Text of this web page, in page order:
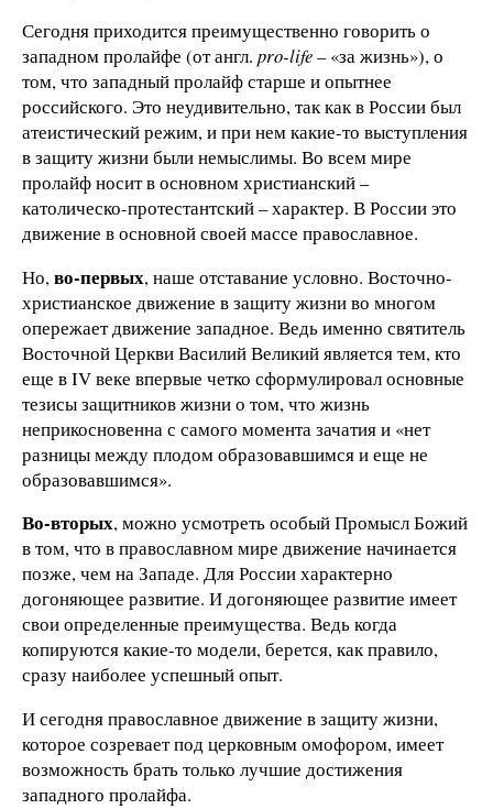
Сегодня приходится преимущественно говорить о
западном пролайфе (от англ. pro-life– «за жизнь»), о
том, что западный пролайф старше и опытнее
российского. Это неудивительно, так как в России был
атеистический режим, и при нем какие-то выступления
в защиту жизни были немыслимы. Во всем мире
пролайф носит в основном христианский –
католическо-протестантский – характер. В России это
движение в основной своей массе православное.
Но, во-первых, наше отставание условно. Восточно-
христианское движение в защиту жизни во многом
опережает движение западное. Ведь именно святитель
Восточной Церкви Василий Великий является тем, кто
еще в IV веке впервые четко сформулировал основные
тезисы защитников жизни о том, что жизнь
неприкосновенна с самого момента зачатия и «нет
разницы между плодом образовавшимся и еще не
образовавшимся».
Во-вторых, можно усмотреть особый Промысл Божий
в том, что в православном мире движение начинается
позже, чем на Западе. Для России характерно
догоняющее развитие. И догоняющее развитие имеет
свои определенные преимущества. Ведь когда
копируются какие-то модели, берется, как правило,
сразу наиболее успешный опыт.
И сегодня православное движение в защиту жизни,
которое созревает под церковным омофором, имеет
возможность брать только лучшие достижения
западного пролайфа.